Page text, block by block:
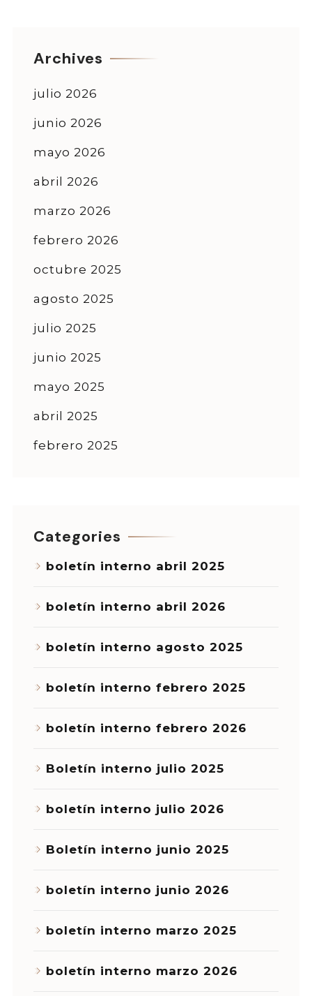
Archives
julio 2026
junio 2026
mayo 2026
abril 2026
marzo 2026
febrero 2026
octubre 2025
agosto 2025
julio 2025
junio 2025
mayo 2025
abril 2025
febrero 2025
Categories
boletín interno abril 2025
boletín interno abril 2026
boletín interno agosto 2025
boletín interno febrero 2025
boletín interno febrero 2026
Boletín interno julio 2025
boletín interno julio 2026
Boletín interno junio 2025
boletín interno junio 2026
boletín interno marzo 2025
boletín interno marzo 2026